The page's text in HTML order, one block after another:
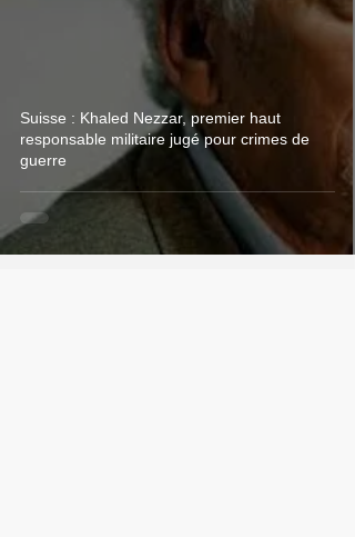
Suisse : Khaled Nezzar, premier haut
responsable militaire jugé pour crimes de
guerre